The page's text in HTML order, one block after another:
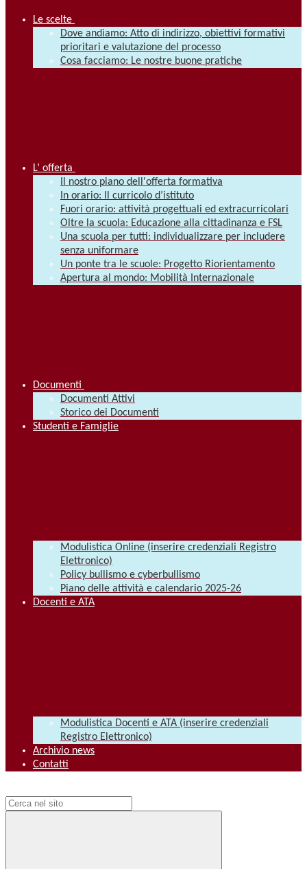
Le scelte
Dove andiamo: Atto di indirizzo, obiettivi formativi
prioritari e valutazione del processo
Cosa facciamo: Le nostre buone pratiche
L’ offerta
Il nostro piano dell'offerta formativa
In orario: Il curricolo d’istituto
Fuori orario: attività progettuali ed extracurricolari
Oltre la scuola: Educazione alla cittadinanza e FSL
Una scuola per tutti: individualizzare per includere
senza uniformare
Un ponte tra le scuole: Progetto Riorientamento
Apertura al mondo: Mobilità Internazionale
Documenti
Documenti Attivi
Storico dei Documenti
Studenti e Famiglie
Modulistica Online (inserire credenziali Registro
Elettronico)
Policy bullismo e cyberbullismo
Piano delle attività e calendario 2025-26
Docenti e ATA
Modulistica Docenti e ATA (inserire credenziali
Registro Elettronico)
Archivio news
Contatti